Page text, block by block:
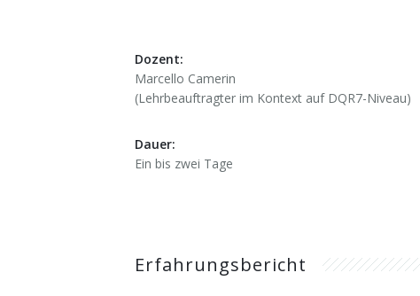
Dozent:
Marcello Camerin
(Lehrbeauftragter im Kontext auf DQR7-Niveau)
Dauer:
Ein bis zwei Tage
Erfahrungsbericht